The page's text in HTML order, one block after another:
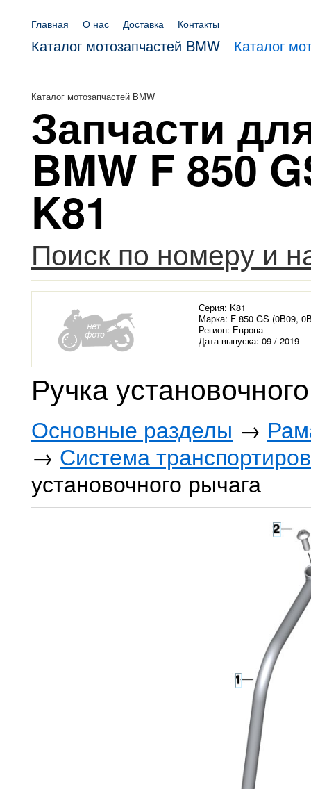
Главная О нас Доставка Контакты
Каталог мотозапчастей BMW Каталог
Каталог мотозапчастей BMW
Запчасти
BMW F 850
K81
Поиск по номеру и
Серия: K81
Марка: F 850 GS (0B09,
Регион: Европа
Дата выпуска: 09 / 2019
Ручка
Основные разделы →
→ Система
установочного рычага